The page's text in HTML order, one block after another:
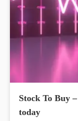
Stock To Buy
today